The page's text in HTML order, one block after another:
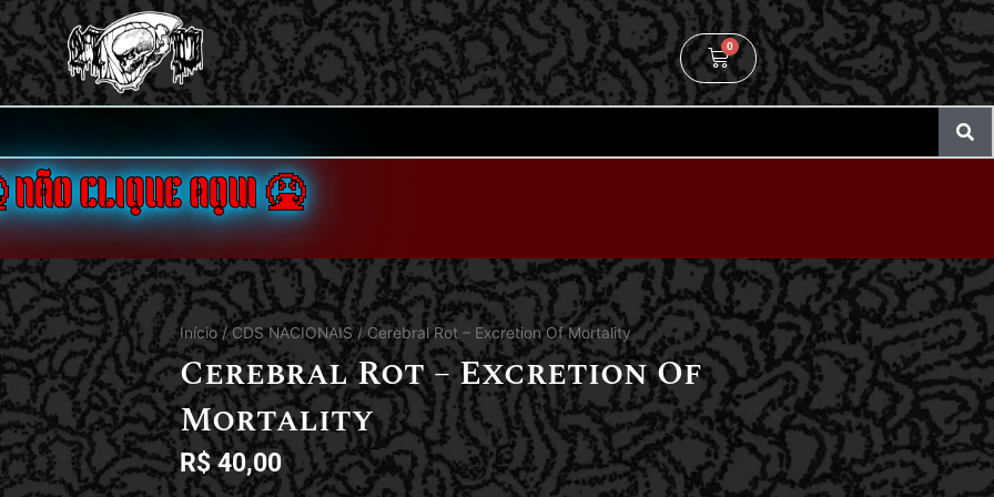
0
CLIQUE AQUI 🤮
Início/CDS NACIONAIS/ Cerebral Rot – Excretion Of Mortality
Cerebral Rot – Excretion Of
Mortality
R$40,00